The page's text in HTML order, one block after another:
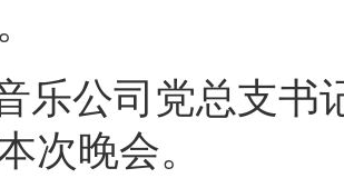
乐公司党总支书
次晚会。